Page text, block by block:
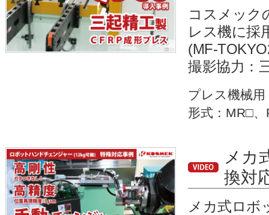
コスメック
レス機に採
(MF-
撮影協力：
プレス機械用
形式：MR□
メカ
換対
メカ式ロボ